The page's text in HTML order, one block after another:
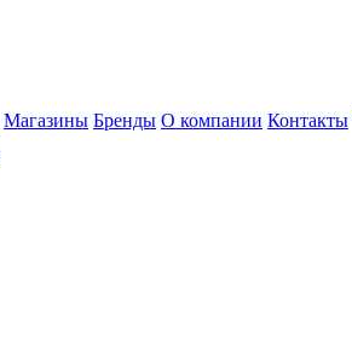
Магазины Бренды О компании Контакты